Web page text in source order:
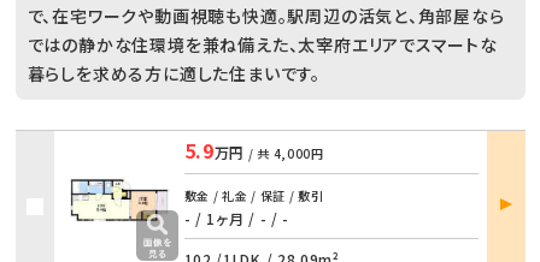
で、在宅ワークや動画視聴も快適。駅周辺の活気と、角部屋なら
ではの静かな住環境を兼ね備えた、太宰府エリアでスマートな
暮らしを求める方に適した住まいです。
5.9万円 / 共 4,000円
敷金 / 礼金 / 保証 / 敷引
- / 1ヶ月 / - / -
部屋
詳細